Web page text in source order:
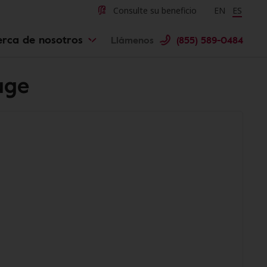
Consulte su beneficio Change
EN ES
de nosotros Llámenos (855) 589-0484